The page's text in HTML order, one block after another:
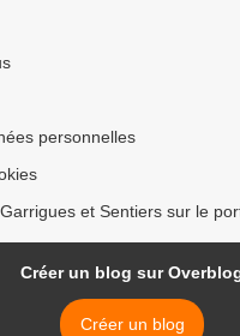
personnelles
et Sentiers sur le
Créer un blog sur
Créer un blog